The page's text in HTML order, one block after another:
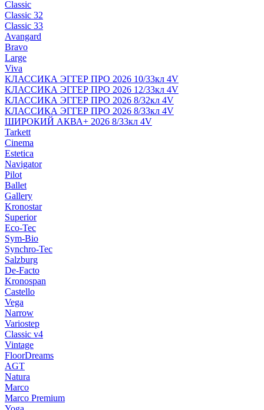
Classic
Classic 32
Classic 33
Avangard
Bravo
Large
Viva
КЛАССИКА ЭГГЕР ПРО 2026 10/33кл 4V
КЛАССИКА ЭГГЕР ПРО 2026 12/33кл 4V
КЛАССИКА ЭГГЕР ПРО 2026 8/32кл 4V
КЛАССИКА ЭГГЕР ПРО 2026 8/33кл 4V
ШИРОКИЙ АКВА+ 2026 8/33кл 4V
Tarkett
Cinema
Estetica
Navigator
Pilot
Ballet
Gallery
Kronostar
Superior
Eco-Tec
Sym-Bio
Synchro-Tec
Salzburg
De-Facto
Kronospan
Castello
Vega
Narrow
Variostep
Classic v4
Vintage
FloorDreams
AGT
Natura
Marco
Marco Premium